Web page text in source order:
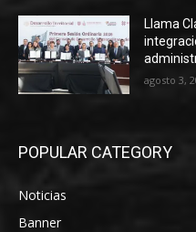
Llama
agosto 3,
POPULAR CATEGORY
Noticias
Banner